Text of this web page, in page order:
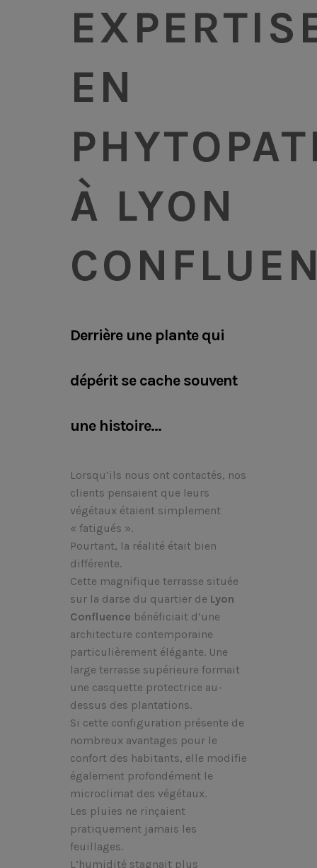
EN
À LYON
Derrière une plante qui
dépérit se cache souvent
une histoire…
Lorsqu’ils nous ont contactés, nos
clients pensaient que leurs
végétaux étaient simplement
« fatigués ».
Pourtant, la réalité était bien
différente.
Cette magnifique terrasse située
sur la darse du quartier de Lyon
Confluence bénéficiait d’une
architecture contemporaine
particulièrement élégante. Une
large terrasse supérieure formait
une casquette protectrice au-
dessus des plantations.
Si cette configuration présente de
nombreux avantages pour le
confort des habitants, elle modifie
également profondément le
microclimat des végétaux.
Les pluies ne rinçaient
pratiquement jamais les
feuillages.
L’humidité stagnait plus